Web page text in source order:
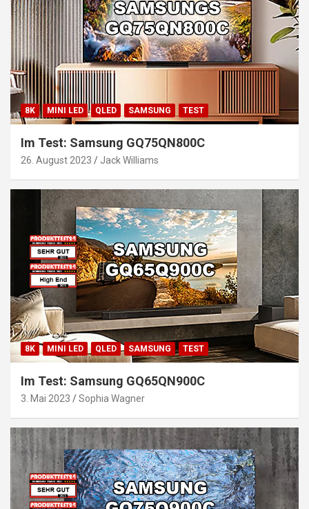
8K MINI LED QLED SAMSUNG TEST
Im Test: Samsung GQ75QN800C
26. August 2023 Jack Williams
8K MINI LED QLED SAMSUNG TEST
Im Test: Samsung GQ65QN900C
3. Mai 2023 Sophia Wagner